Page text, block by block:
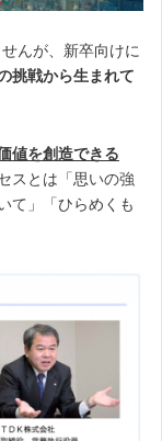
んが、新卒向けに
挑戦から生まれて
値を創造できる
スとは「思いの強
て」「ひらめくも